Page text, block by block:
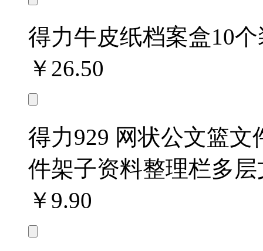
得力牛皮纸档案盒10个
￥26.50
得力929 网状公文篮
件架子资料整理栏多
￥9.90